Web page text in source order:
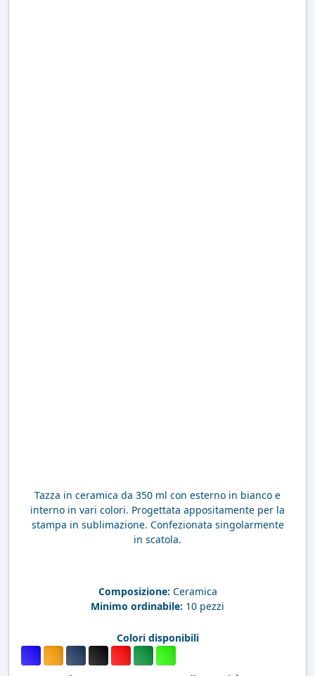
Tazza in ceramica da 350 ml con esterno in bianco e
interno in vari colori. Progettata appositamente per la
stampa in sublimazione. Confezionata singolarmente
in scatola.
Composizione: Ceramica
Minimo ordinabile: 10 pezzi
Colori disponibili